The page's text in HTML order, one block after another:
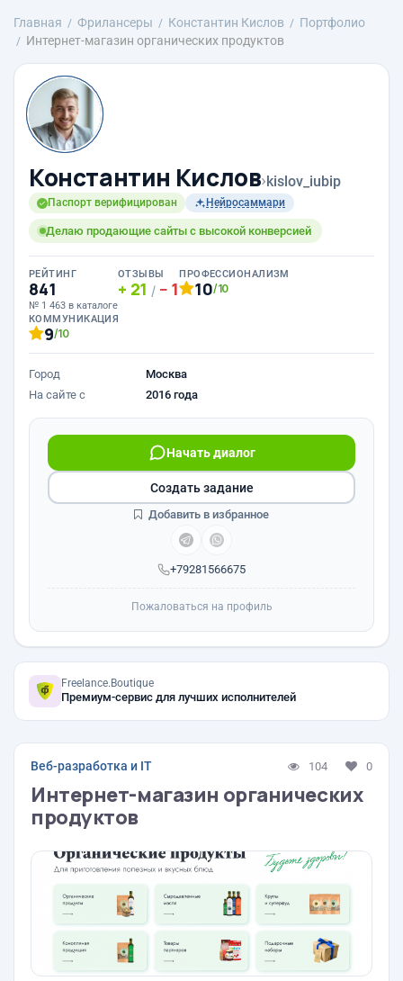
Главная Фрилансеры Константин Кислов
Портфолио
Интернет-магазин органических продуктов
Константин Кислов›kislov_iubip
Паспорт верифицирован Нейросаммари
Делаю продающие сайты с высокой конверсией
РЕЙТИНГ
841
№ 1 463 в каталоге
ОТЗЫВЫ
21 / 1
ПРОФЕССИОНАЛИЗМ
10/10
КОММУНИКАЦИЯ
9/10
Город
Москва
На сайте с
2016 года
+79281566675
Начать диалог
Создать задание
Добавить в избранное
Пожаловаться на профиль
Freelance.Boutique
Премиум-сервис для лучших исполнителей
Веб-разработка и IT 104 0
Интернет-магазин органических
продуктов